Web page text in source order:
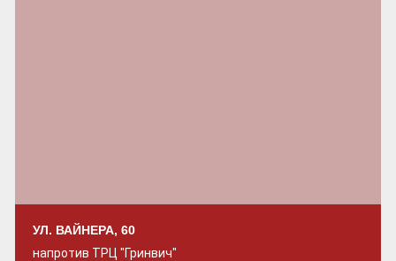
УЛ. ВАЙНЕРА, 60
напротив ТРЦ "Гринвич"